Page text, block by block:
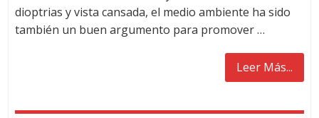
dioptrias y vista cansada, el medio ambiente ha sido
también un buen argumento para promover …
Leer Más...